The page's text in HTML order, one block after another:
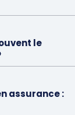
le
assurance :